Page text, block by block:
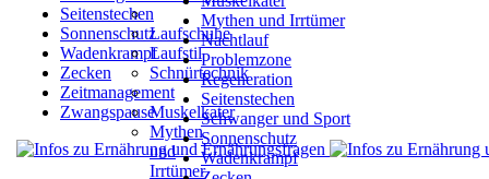
Seitenstechen
Sonnenschutz
Wadenkrampf
Zecken
Zeitmanagement
Zwangspause
Laufschuhe
Laufstil
Schnürtechnik
Muskelkater
Mythen
und
Irrtümer
Mythen und Irrtümer
Nachtlauf
Problemzone
Regeneration
Seitenstechen
Schwanger und Sport
Sonnenschutz
Wadenkrampf